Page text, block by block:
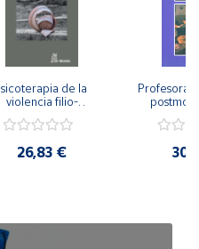
de la
violencia filio-
secreto y la
26,83 €